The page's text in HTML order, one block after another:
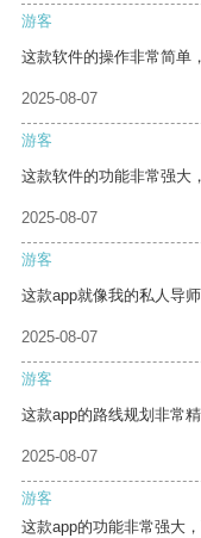
游客
这款软件的操作非常简单
2025-08-07
游客
这款软件的功能非常强大
2025-08-07
游客
这款app就像我的私人导
2025-08-07
游客
这款app的路线规划非常
2025-08-07
游客
这款app的功能非常强大